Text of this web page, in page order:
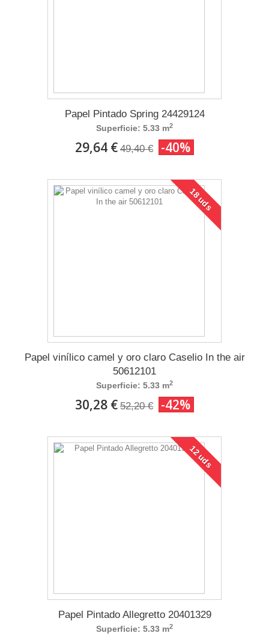
Papel Pintado Spring 24429124
Superficie: 5.33 m2
29,64 € 49,40 € -40%
18 uds
Papel vinílico camel y oro claro Caselio In the air
50612101
Superficie: 5.33 m2
30,28 € 52,20 € -42%
12 uds
Papel Pintado Allegretto 20401329
Superficie: 5.33 m2